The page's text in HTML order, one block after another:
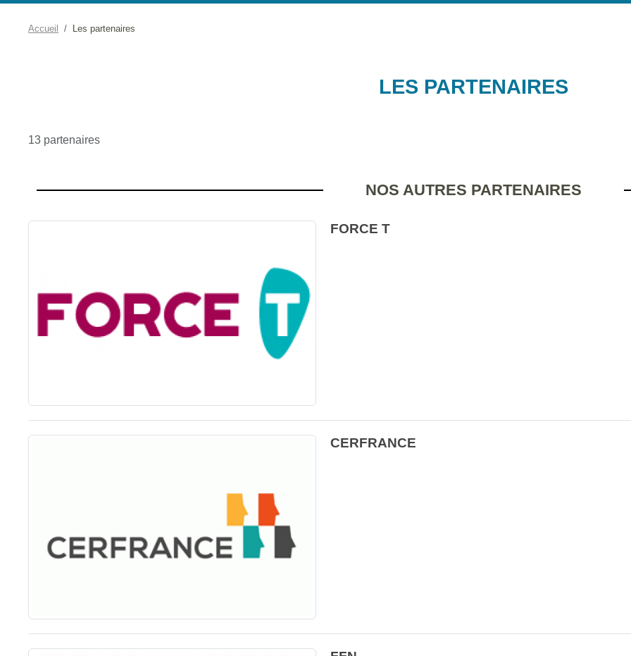
Accueil Les partenaires
LES PARTENAIRES
13 partenaires
NOS AUTRES PARTENAIRES
FORCE T
CERFRANCE